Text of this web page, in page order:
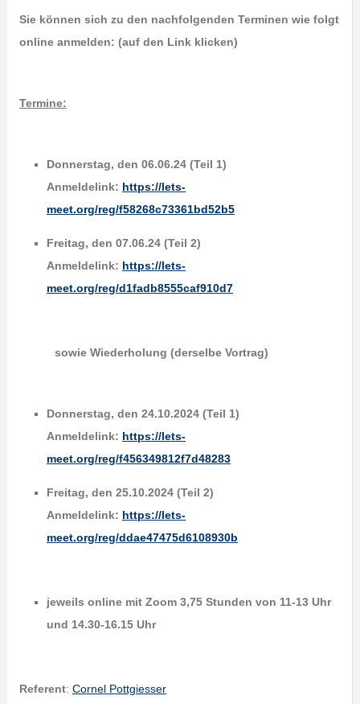
Sie können sich zu den nachfolgenden Terminen wie folgt
online anmelden: (auf den Link klicken)
Termine:
Donnerstag, den 06.06.24 (Teil 1)
Anmeldelink: https://lets-
meet.org/reg/f58268c73361bd52b5
Freitag, den 07.06.24 (Teil 2)
Anmeldelink: https://lets-
meet.org/reg/d1fadb8555caf910d7
sowie Wiederholung (derselbe Vortrag)
Donnerstag, den 24.10.2024 (Teil 1)
Anmeldelink: https://lets-
meet.org/reg/f456349812f7d48283
Freitag, den 25.10.2024 (Teil 2)
Anmeldelink: https://lets-
meet.org/reg/ddae47475d6108930b
jeweils online mit Zoom 3,75 Stunden von 11-13 Uhr
und 14.30-16.15 Uhr
Referent: Cornel Pottgiesser